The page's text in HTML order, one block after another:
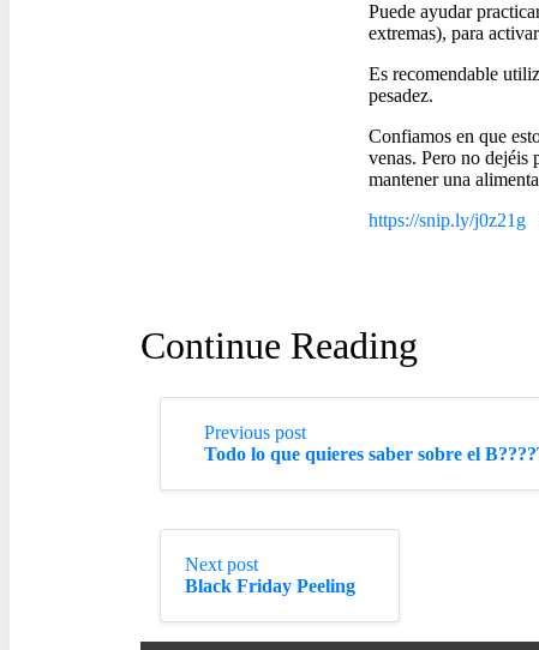
Puede ayudar
extremas), para
Es recomendable
pesadez.
Confiamos en que
venas. Pero no dejéis
mantener una
https://snip.ly/j0z21g
Continue Reading
Previous post
Todo lo que quieres saber sobre el
Next post
Black Friday Peeling